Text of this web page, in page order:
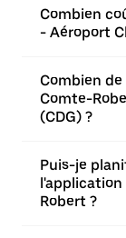
Combien
- Aéroport
Combien
Comte-
(CDG) ?
Puis-je
Robert ?